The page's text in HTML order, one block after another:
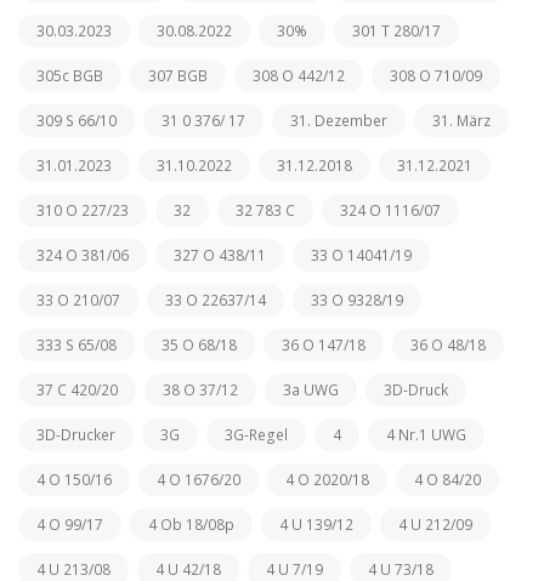
30.03.2023 30.08.2022 30% 301 T 280/17
305c BGB 307 BGB 308 O 442/12 308 O 710/09
309 S 66/10 31 0 376/ 17 31. Dezember 31. März
31.01.2023 31.10.2022 31.12.2018 31.12.2021
310 O 227/23 32 32 783 C 324 O 1116/07
324 O 381/06 327 O 438/11 33 O 14041/19
33 O 210/07 33 O 22637/14 33 O 9328/19
333 S 65/08 35 O 68/18 36 O 147/18 36 O 48/18
37 C 420/20 38 O 37/12 3a UWG 3D-Druck
3D-Drucker 3G 3G-Regel 4 4 Nr.1 UWG
4 O 150/16 4 O 1676/20 4 O 2020/18 4 O 84/20
4 O 99/17 4 Ob 18/08p 4 U 139/12 4 U 212/09
4 U 213/08 4 U 42/18 4 U 7/19 4 U 73/18